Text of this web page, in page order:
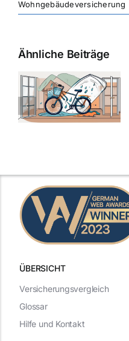
Wohngebäudeversicherung
Ähnliche Beiträge
ÜBERSICHT
Versicherungsvergleich
Glossar
Hilfe und Kontakt